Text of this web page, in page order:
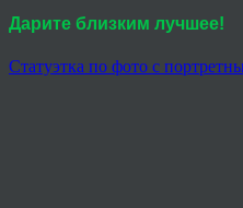
Дарите близким лучшее!
Статуэтка по фото с